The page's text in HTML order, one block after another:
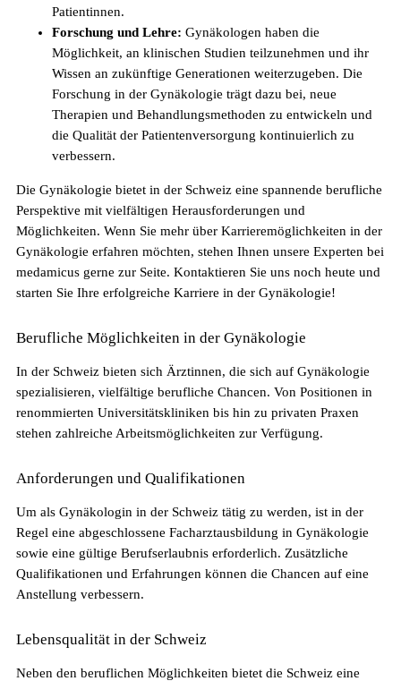
Sind in Deutschland ausgebildete
Pflegefachpersonen in der Schweiz bevorzugt?
in der Schweiz: Herausforderungen und
Chancen
Patientinnen.
Forschung und Lehre: Gynäkologen haben die
Möglichkeit, an klinischen Studien teilzunehmen und ihr
Wissen an zukünftige Generationen weiterzugeben. Die
Forschung in der Gynäkologie trägt dazu bei, neue
Therapien und Behandlungsmethoden zu entwickeln und
die Qualität der Patientenversorgung kontinuierlich zu
verbessern.
Die Gynäkologie bietet in der Schweiz eine spannende berufliche
Perspektive mit vielfältigen Herausforderungen und
Möglichkeiten. Wenn Sie mehr über Karrieremöglichkeiten in der
Gynäkologie erfahren möchten, stehen Ihnen unsere Experten bei
medamicus gerne zur Seite. Kontaktieren Sie uns noch heute und
starten Sie Ihre erfolgreiche Karriere in der Gynäkologie!
Berufliche Möglichkeiten in der Gynäkologie
In der Schweiz bieten sich Ärztinnen, die sich auf Gynäkologie
spezialisieren, vielfältige berufliche Chancen. Von Positionen in
renommierten Universitätskliniken bis hin zu privaten Praxen
stehen zahlreiche Arbeitsmöglichkeiten zur Verfügung.
Anforderungen und Qualifikationen
Um als Gynäkologin in der Schweiz tätig zu werden, ist in der
Regel eine abgeschlossene Facharztausbildung in Gynäkologie
sowie eine gültige Berufserlaubnis erforderlich. Zusätzliche
Qualifikationen und Erfahrungen können die Chancen auf eine
Anstellung verbessern.
Lebensqualität in der Schweiz
Neben den beruflichen Möglichkeiten bietet die Schweiz eine